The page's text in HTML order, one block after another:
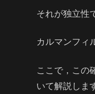
それが独立性
カルマンフィ
ここで，この
いて解説しま